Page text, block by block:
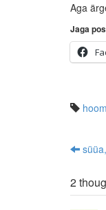
Aga
Jaga
Post
2